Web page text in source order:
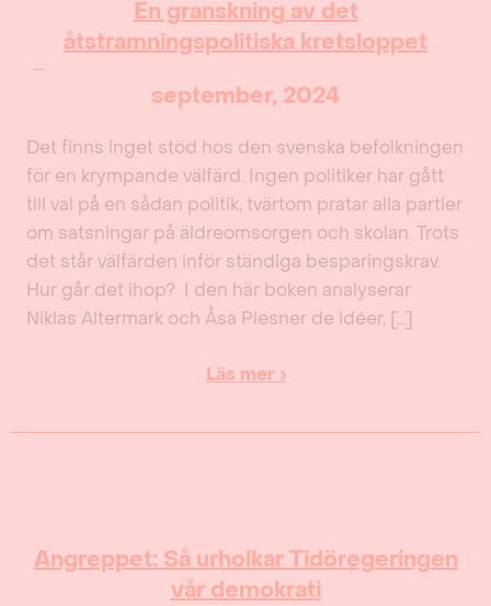
En granskning av det
åtstramningspolitiska kretsloppet
september, 2024
Det finns inget stöd hos den svenska befolkningen
för en krympande välfärd. Ingen politiker har gått
till val på en sådan politik, tvärtom pratar alla partier
om satsningar på äldreomsorgen och skolan. Trots
det står välfärden inför ständiga besparingskrav.
Hur går det ihop? I den här boken analyserar
Niklas Altermark och Åsa Plesner de idéer, […]
Läs mer ›
Angreppet: Så urholkar Tidöregeringen
vår demokrati